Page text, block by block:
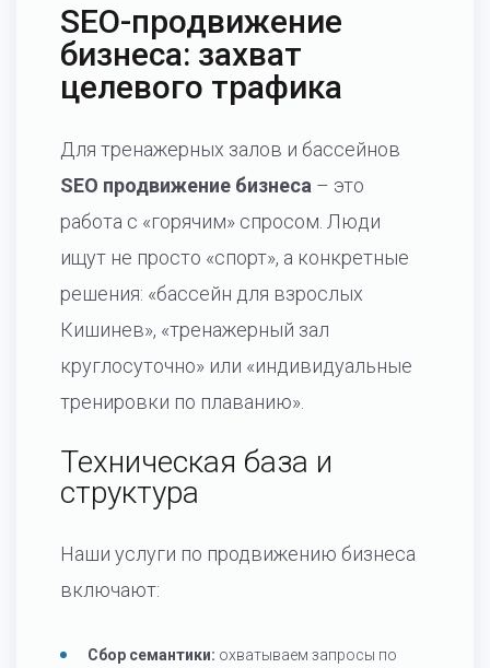
SEO-продвижение
бизнеса: захват
целевого трафика
Для тренажерных залов и бассейнов
SEO продвижение бизнеса – это
работа с «горячим» спросом. Люди
ищут не просто «спорт», а конкретные
решения: «бассейн для взрослых
Кишинев», «тренажерный зал
круглосуточно» или «индивидуальные
тренировки по плаванию».
Техническая база и
структура
Наши услуги по продвижению бизнеса
включают:
Сбор семантики: охватываем запросы по